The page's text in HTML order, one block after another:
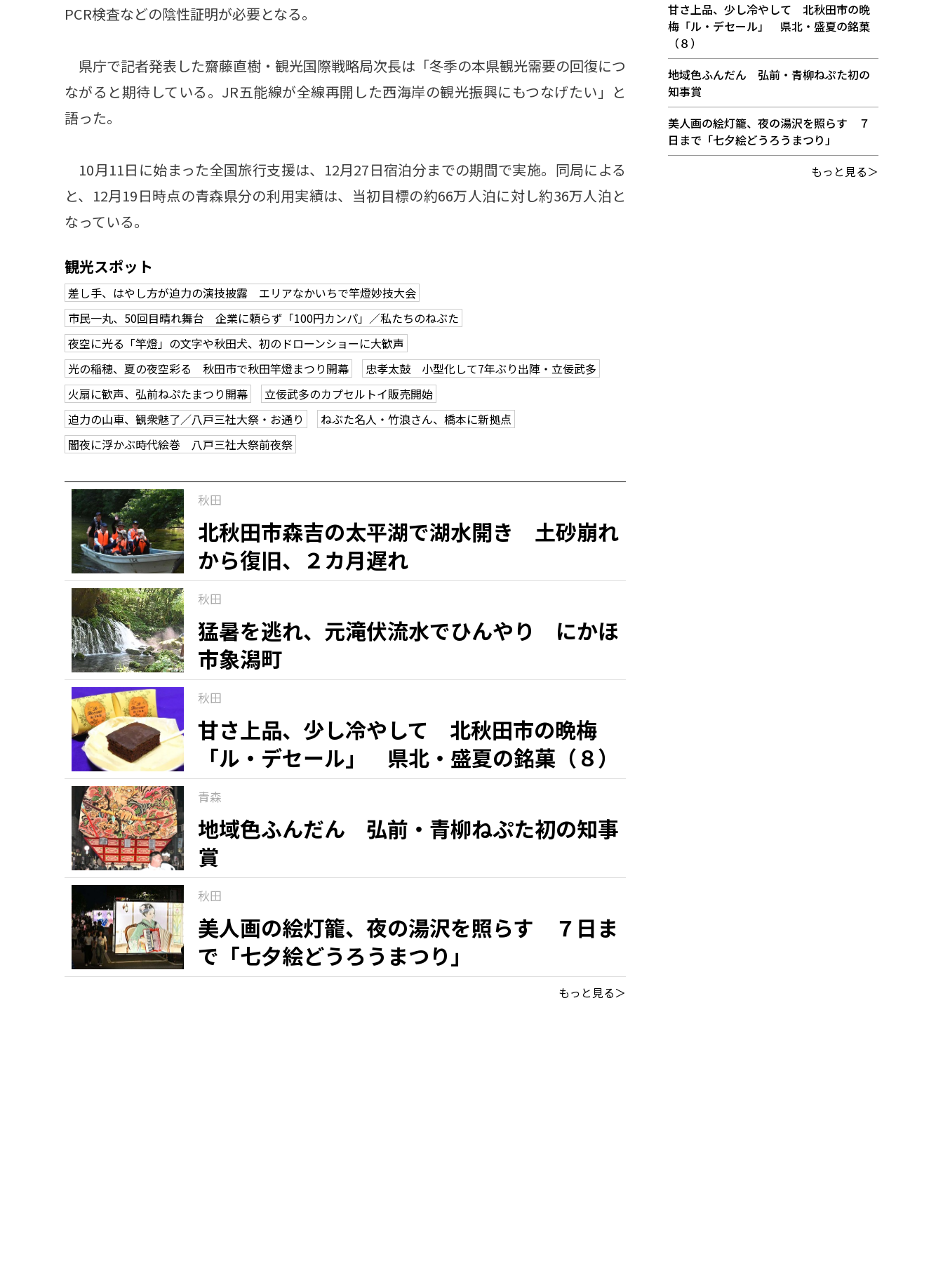
PCR検査などの陰性証明が必要となる。
県庁で記者発表した齋藤直樹・観光国際戦略局次長は「冬季の本県観光需要の回復につ
ながると期待している。JR五能線が全線再開した西海岸の観光振興にもつなげたい」と
語った。
10月11日に始まった全国旅行支援は、12月27日宿泊分までの期間で実施。同局による
と、12月19日時点の青森県分の利用実績は、当初目標の約66万人泊に対し約36万人泊と
なっている。
観光スポット
差し手、はやし方が迫力の演技披露 エリアなかいちで竿燈妙技大会
市民一丸、50回目晴れ舞台 企業に頼らず「100円カンパ」／私たちのねぶた
夜空に光る「竿燈」の文字や秋田犬、初のドローンショーに大歓声
光の稲穂、夏の夜空彩る 秋田市で秋田竿燈まつり開幕
忠孝太鼓 小型化して7年ぶり出陣・立佞武多
火扇に歓声、弘前ねぷたまつり開幕
立佞武多のカプセルトイ販売開始
迫力の山車、観衆魅了／八戸三社大祭・お通り
ねぶた名人・竹浪さん、橋本に新拠点
闇夜に浮かぶ時代絵巻 八戸三社大祭前夜祭
秋田
北秋田市森吉の太平湖で湖水開き 土砂崩れ
から復旧、２カ月遅れ
秋田
猛暑を逃れ、元滝伏流水でひんやり にかほ
市象潟町
秋田
甘さ上品、少し冷やして 北秋田市の晩梅
「ル・デセール」 県北・盛夏の銘菓（８）
青森
地域色ふんだん 弘前・青柳ねぷた初の知事
賞
秋田
美人画の絵灯籠、夜の湯沢を照らす ７日ま
で「七夕絵どうろうまつり」
もっと見る＞
甘さ上品、少し冷やして 北秋田市の晩
梅「ル・デセール」 県北・盛夏の銘菓
（８）
地域色ふんだん 弘前・青柳ねぷた初の
知事賞
美人画の絵灯籠、夜の湯沢を照らす ７
日まで「七夕絵どうろうまつり」
もっと見る＞